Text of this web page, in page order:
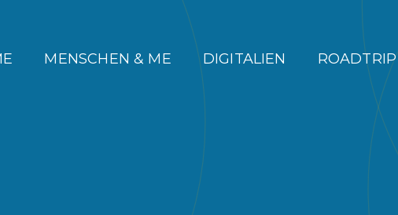
MENSCHEN & ME DIGITALIEN ROADTRIP